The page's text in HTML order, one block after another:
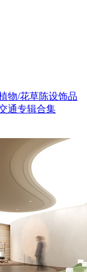
物/花草陈设饰品
通专辑合集